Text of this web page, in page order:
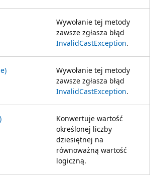
Wywołanie tej metody
zawsze zgłasza błąd
InvalidCastException.
Wywołanie tej metody
zawsze zgłasza błąd
InvalidCastException.
Konwertuje wartość
określonej liczby
dziesiętnej na
równoważną wartość
logiczną.